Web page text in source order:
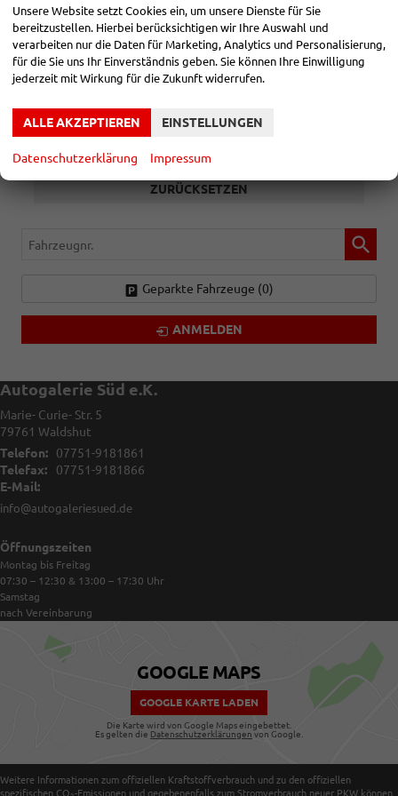
GETRIEBEART
alles ausgewählt
ERGEBNISSE ANZEIGEN
ZURÜCKSETZEN
Fahrzeugnr.
Geparkte Fahrzeuge (0)
ANMELDEN
Autogalerie Süd e.K.
Marie- Curie- Str. 5
79761 Waldshut
Telefon:
07751-9181861
Telefax:
07751-9181866
E-Mail:
info@autogaleriesued.de
Öffnungszeiten
Montag bis Freitag
07:30 – 12:30 & 13:00 – 17:30 Uhr
Samstag
nach Vereinbarung
GOOGLE MAPS
GOOGLE KARTE LADEN
Die Karte wird von Google Maps eingebettet.
Es gelten die Datenschutzerklärungen von Google.
Weitere Informationen zum offiziellen Kraftstoffverbrauch und zu den offiziellen
spezifischen CO -Emissionen und gegebenenfalls zum Stromverbrauch neuer PKW können
Unsere Website setzt Cookies ein, um unsere Dienste für Sie
bereitzustellen. Hierbei berücksichtigen wir Ihre Auswahl und
verarbeiten nur die Daten für Marketing, Analytics und Personalisierung,
für die Sie uns Ihr Einverständnis geben. Sie können Ihre Einwilligung
jederzeit mit Wirkung für die Zukunft widerrufen.
ALLE AKZEPTIEREN EINSTELLUNGEN
Datenschutzerklärung Impressum